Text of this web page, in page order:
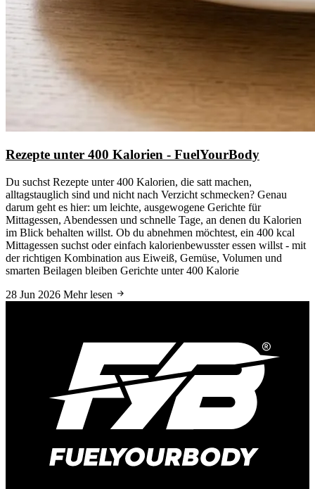
Rezepte unter 400 Kalorien - FuelYourBody
Du suchst Rezepte unter 400 Kalorien, die satt machen,
alltagstauglich sind und nicht nach Verzicht schmecken? Genau
darum geht es hier: um leichte, ausgewogene Gerichte für
Mittagessen, Abendessen und schnelle Tage, an denen du Kalorien
im Blick behalten willst. Ob du abnehmen möchtest, ein 400 kcal
Mittagessen suchst oder einfach kalorienbewusster essen willst - mit
der richtigen Kombination aus Eiweiß, Gemüse, Volumen und
smarten Beilagen bleiben Gerichte unter 400 Kalorie
28 Jun 2026 Mehr lesen